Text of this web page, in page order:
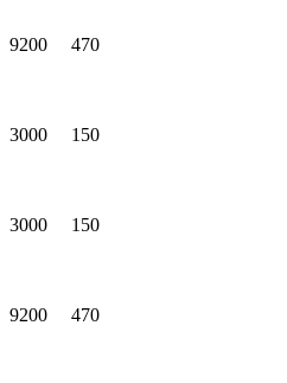
9200 470
3000 150
3000 150
9200 470